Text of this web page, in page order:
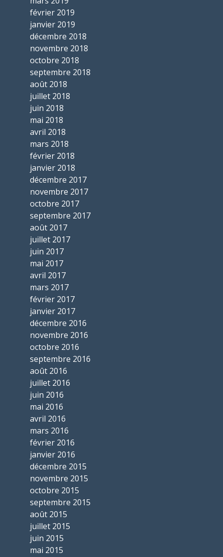
février 2019
janvier 2019
décembre 2018
novembre 2018
octobre 2018
septembre 2018
août 2018
juillet 2018
juin 2018
mai 2018
avril 2018
mars 2018
février 2018
janvier 2018
décembre 2017
novembre 2017
octobre 2017
septembre 2017
août 2017
juillet 2017
juin 2017
mai 2017
avril 2017
mars 2017
février 2017
janvier 2017
décembre 2016
novembre 2016
octobre 2016
septembre 2016
août 2016
juillet 2016
juin 2016
mai 2016
avril 2016
mars 2016
février 2016
janvier 2016
décembre 2015
novembre 2015
octobre 2015
septembre 2015
août 2015
juillet 2015
juin 2015
mai 2015